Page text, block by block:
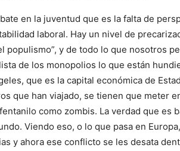
en la juventud que es la falta de
laboral. Hay un nivel de
populismo”, y de todo lo que nosotros
de los monopolios lo que están
que es la capital económica de
que han viajado, se tienen que meter
como zombis. La verdad que es
Viendo eso, o lo que pasa en
y ahora ese conflicto se les desata